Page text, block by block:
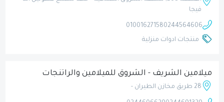
فيجا
0244564606
01001627158
منتجات ادوات منزلية
ميلامين الشريف - الشروق للميلامين والراتنجات
28 طريق مخازن الطيران -